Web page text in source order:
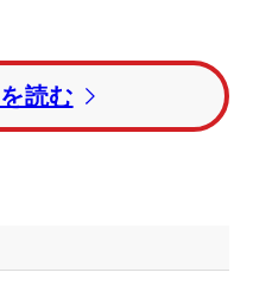
競技のときと同じく左
負。特設マットから
カー越えと難しい状況
ールーキーの20歳で、
読む